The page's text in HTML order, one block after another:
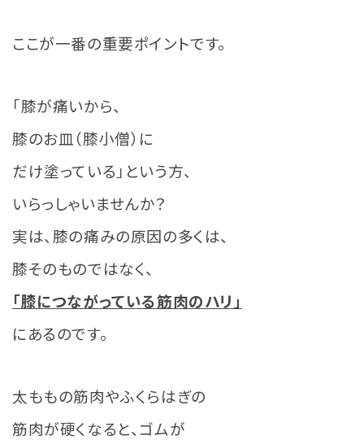
ここが一番の重要ポイントです。
「膝が痛いから、
膝のお皿（膝小僧）に
だけ塗っている」という方、
いらっしゃいませんか？
実は、膝の痛みの原因の多くは、
膝そのものではなく、
「膝につながっている筋肉のハリ」
にあるのです。
太ももの筋肉やふくらはぎの
筋肉が硬くなると、ゴムが